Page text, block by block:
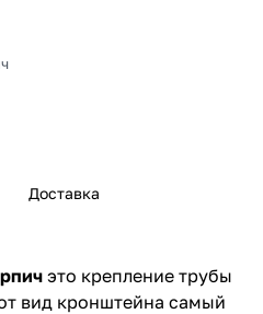
Доставка
это крепление трубы
вид кронштейна самый